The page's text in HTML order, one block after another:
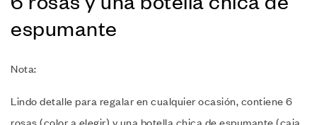
espumante
Nota:
Lindo detalle para regalar en cualquier ocasión, contiene 6
rosas (color a elegir) y una botella chica de espumante (caja